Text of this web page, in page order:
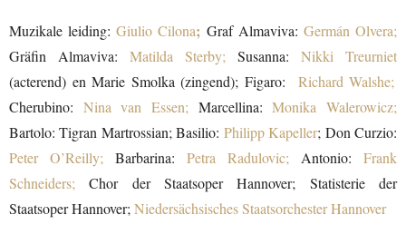
Muzikale leiding:Giulio Cilona; Graf Almaviva: Germán Olvera;
Gräfin Almaviva:
Matilda Sterby; Susanna:
Nikki Treurniet
(acterend) en Marie Smolka (zingend); Figaro:
Richard Walshe;
Cherubino: Nina van Essen; Marcellina: Monika Walerowicz;
Bartolo: Tigran Martrossian; Basilio: Philipp Kapeller; Don Curzio:
Peter O’Reilly;
Barbarina: Petra Radulovic; Antonio:
Frank
Schneiders; Chor der Staatsoper Hannover; Statisterie der
Staatsoper Hannover; Niedersächsisches Staatsorchester Hannover